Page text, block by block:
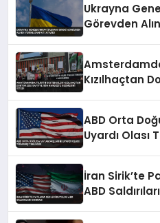
Ukrayna
Görevden
Kızılhaçtan
ABD Orta
Uyardı Olası
İran Sirik’te
ABD